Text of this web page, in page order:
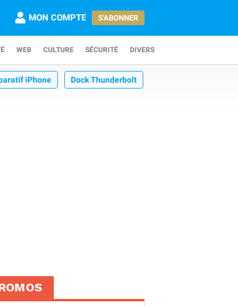
MON COMPTE S'ABONNER
WEB CULTURE SÉCURITÉ DIVERS
iPhone Dock Thunderbolt